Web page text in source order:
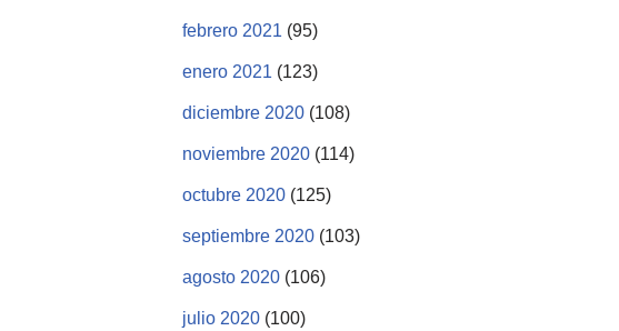
febrero 2021 (95)
enero 2021 (123)
diciembre 2020 (108)
noviembre 2020 (114)
octubre 2020 (125)
septiembre 2020 (103)
agosto 2020 (106)
julio 2020 (100)